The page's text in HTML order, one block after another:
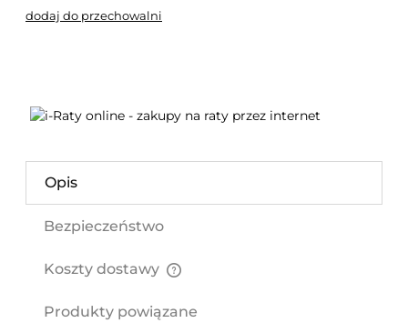
dodaj do przechowalni
Opis
Bezpieczeństwo
Koszty dostawy
Produkty powiązane